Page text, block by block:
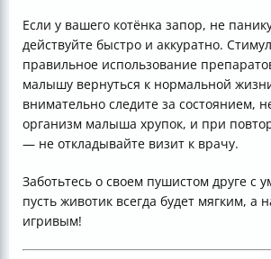
Если у вашего котёнка запор, не
действуйте быстро и аккуратно.
правильное использование
малышу вернуться к нормальной
внимательно следите за состоянием,
организм малыша хрупок, и при
— не откладывайте визит к врачу.
Заботьтесь о своем пушистом друге с
пусть животик всегда будет мягким, а
игривым!